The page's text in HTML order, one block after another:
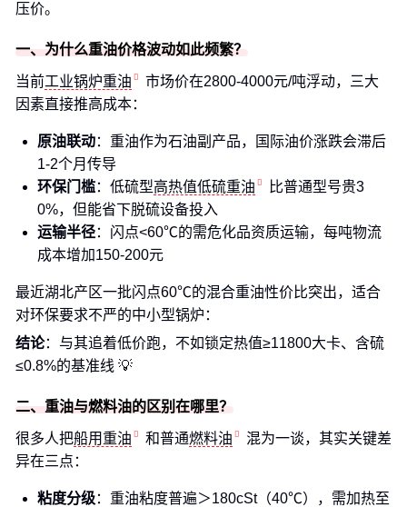
压价。
一、为什么重油价格波动如此频繁？
当前工业锅炉重油
市场价在2800-4000元/吨浮动，三大
因素直接推高成本：
原油联动：重油作为石油副产品，国际油价涨跌会滞后
1-2个月传导
环保门槛：低硫型高热值低硫重油
比普通型号贵3
0%，但能省下脱硫设备投入
运输半径：闪点<60℃的需危化品资质运输，每吨物流
成本增加150-200元
最近湖北产区一批闪点60℃的混合重油性价比突出，适合
对环保要求不严的中小型锅炉：
结论：与其追着低价跑，不如锁定热值≥11800大卡、含硫
≤0.8%的基准线 💡
二、重油与燃料油的区别在哪里？
很多人把船用重油 和普通燃料油
混为一谈，其实关键差
异在三点：
粘度分级：重油粘度普遍＞180cSt（40℃），需加热至